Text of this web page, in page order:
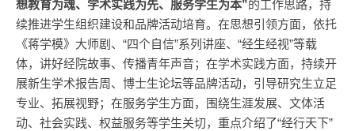
想教育为魂、学术实践为先、服务学生为本”的工作思路，持
续推进学生组织建设和品牌活动培育。在思想引领方面，依托
《蒋学模》大师剧、“四个自信”系列讲座、“经生经视”等载
体，讲好经院故事、传播青年声音；在学术实践方面，持续开
展新生学术报告周、博士生论坛等品牌活动，引导研究生立足
专业、拓展视野；在服务学生方面，围绕生涯发展、文体活
动、社会实践、权益服务等学生关切，重点介绍了“经行天下”